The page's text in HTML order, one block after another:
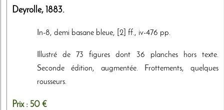
Deyrolle, 1883.
In-8, demi basane bleue, [2] ff., iv-476 pp.
Illustré de 73 figures dont 36 planches hors texte.
Seconde édition, augmentée. Frottements, quelques
rousseurs.
Prix : 50 €